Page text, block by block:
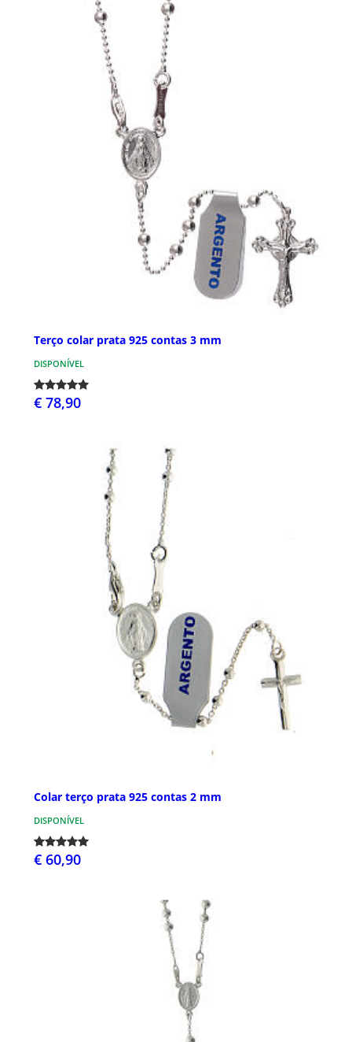
Terço colar prata 925 contas 3 mm
DISPONÍVEL
€ 78,90
Colar terço prata 925 contas 2 mm
DISPONÍVEL
€ 60,90